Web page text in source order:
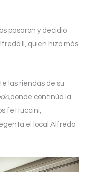
pasaron y decidió
II, quien hizo más
las riendas de su
donde continúa la
fettuccini,
el local Alfredo